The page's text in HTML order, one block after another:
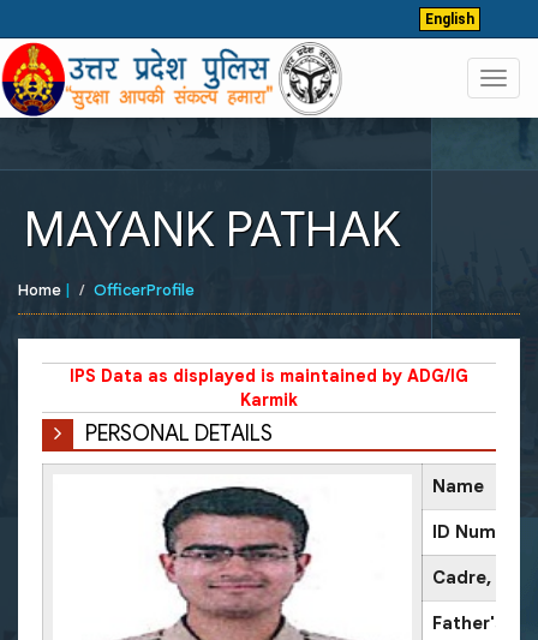
English
MAYANK PATHAK
Home | OfficerProfile
IPS Data as displayed is maintained by ADG/IG
Karmik
PERSONAL DETAILS
Name
ID Number
Cadre, IPS
Father's